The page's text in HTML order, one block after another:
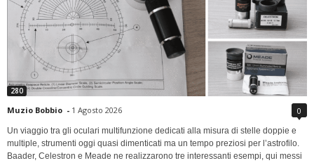
280
Muzio Bobbio - 1 Agosto 2026 0
Un viaggio tra gli oculari multifunzione dedicati alla misura di stelle doppie e
multiple, strumenti oggi quasi dimenticati ma un tempo preziosi per l’astrofilo.
Baader, Celestron e Meade ne realizzarono tre interessanti esempi, qui messi